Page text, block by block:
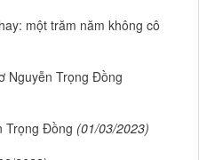
một trăm năm không cô
Nguyễn Trọng Đồng
Trọng Đồng (01/03/2023)